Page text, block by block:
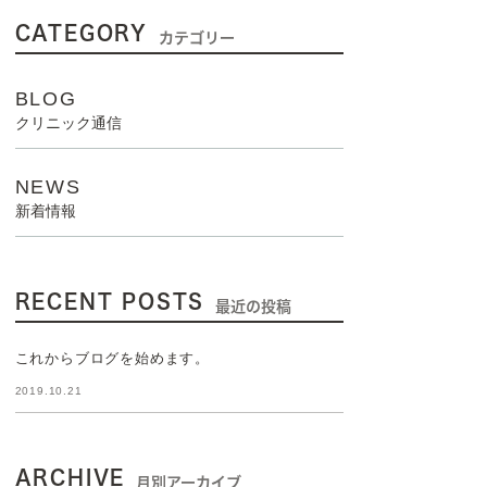
CATEGORY カテゴリー
BLOG
クリニック通信
NEWS
新着情報
RECENT POSTS 最近の投稿
これからブログを始めます。
2019.10.21
ARCHIVE 月別アーカイブ